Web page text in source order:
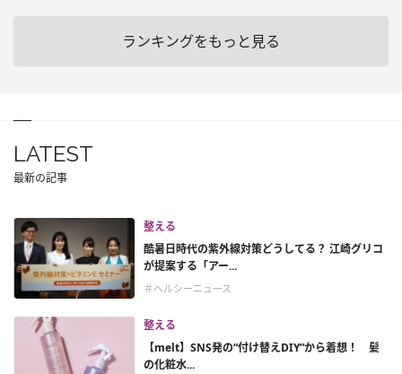
ランキングをもっと見る
LATEST
最新の記事
整える
酷暑日時代の紫外線対策どうしてる？ 江崎グリコ
が提案する「アー...
＃ヘルシーニュース
整える
【melt】SNS発の“付け替えDIY”から着想！ 髪
の化粧水...